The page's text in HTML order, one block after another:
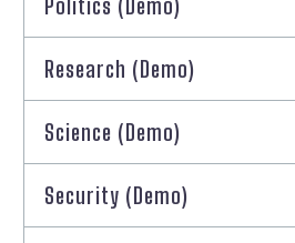
Politics (Demo)
Research (Demo)
Science (Demo)
Security (Demo)